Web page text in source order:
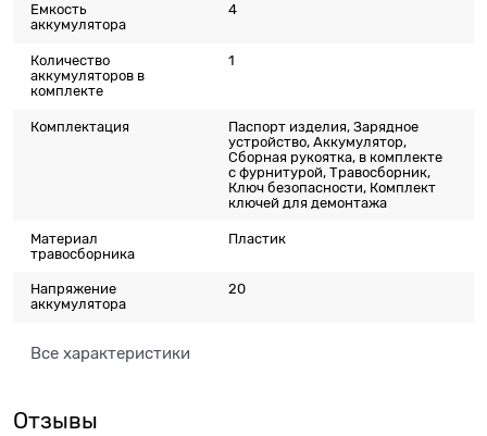
Емкость
аккумулятора
4
Количество
аккумуляторов в
комплекте
1
Комплектация
Паспорт изделия, Зарядное
устройство, Аккумулятор,
Сборная рукоятка, в комплекте
с фурнитурой, Травосборник,
Ключ безопасности, Комплект
ключей для демонтажа
Материал
травосборника
Пластик
Напряжение
аккумулятора
20
Все характеристики
Отзывы